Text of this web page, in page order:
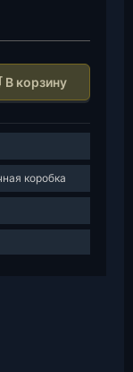
В корзину
коробка